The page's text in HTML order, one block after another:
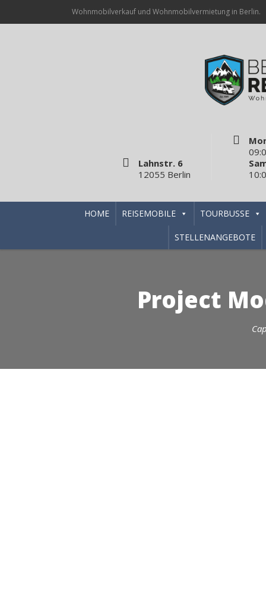
Wohnmobilverkauf und Wohnmobilvermietung in Berlin.
Lahnstr. 6
12055 Berlin
HOME REISEMOBILE TOURBUSSE
STELLENANGEBOTE
Project